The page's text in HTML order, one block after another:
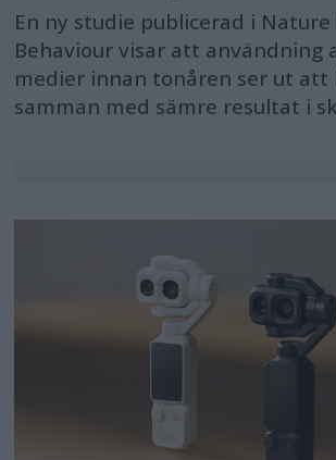
En ny studie publicerad i Nature
Behaviour visar att användning
medier innan tonåren ser ut att
samman med sämre resultat i